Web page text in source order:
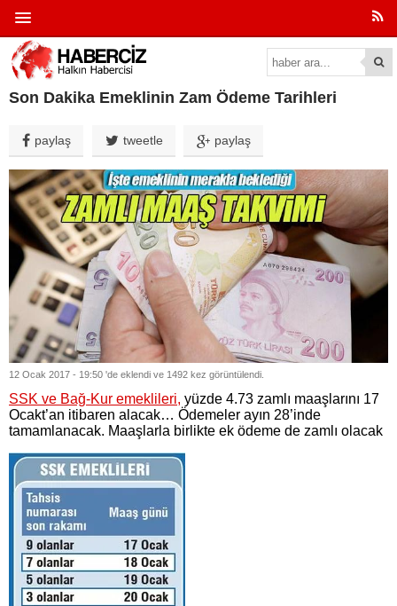
Son Dakika Emeklinin Zam Ödeme Tarihleri
paylaş tweetle paylaş
12 Ocak 2017 - 19:50 'de eklendi ve 1492 kez görüntülendi.
SSK ve Bağ-Kur emeklileri, yüzde 4.73 zamlı maaşlarını 17
Ocakt’an itibaren alacak… Ödemeler ayın 28’inde
tamamlanacak. Maaşlarla birlikte ek ödeme de zamlı olacak